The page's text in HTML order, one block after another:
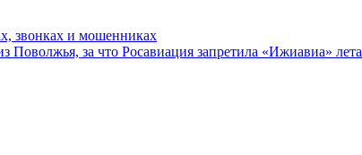
звонках и мошенниках
за что Росавиация запретила «Ижиавиа»